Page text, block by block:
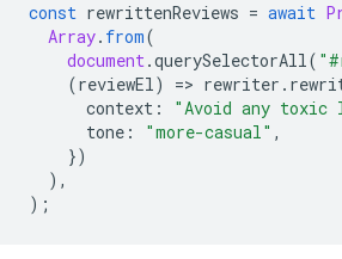
const rewrittenReviews = await
Array. from(
document.querySelectorAll(
(reviewEl) => rewriter .
context :
"Avoid any toxic
tone : "more-casual" ,
})
),
);